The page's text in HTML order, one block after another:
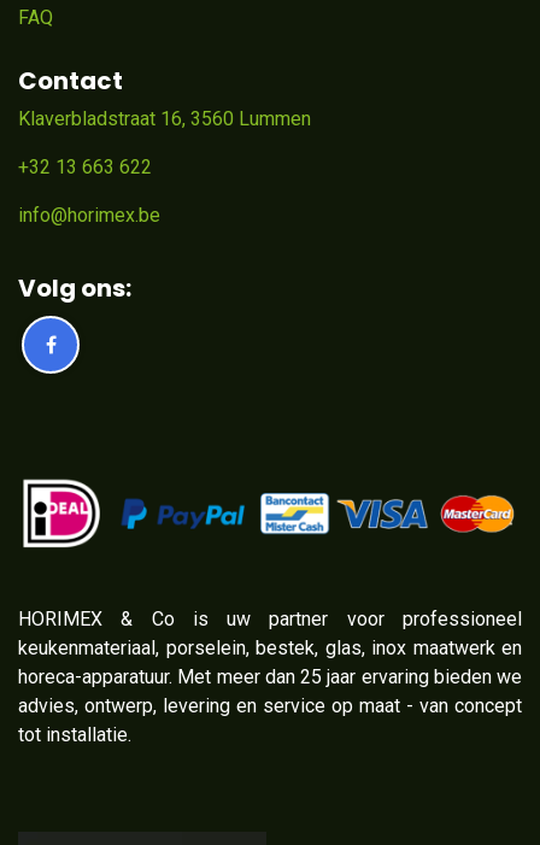
FAQ
Contact
Klaverbladstraat 16, 3560 Lummen
+32 13 663 622
info@horimex.be
Volg ons:
​HORIMEX & Co is uw partner voor professioneel
keukenmateriaal, porselein, bestek, glas, inox maatwerk en
horeca-apparatuur. Met meer dan 25 jaar ervaring bieden we
advies, ontwerp, levering en service op maat - van concept
tot installatie.